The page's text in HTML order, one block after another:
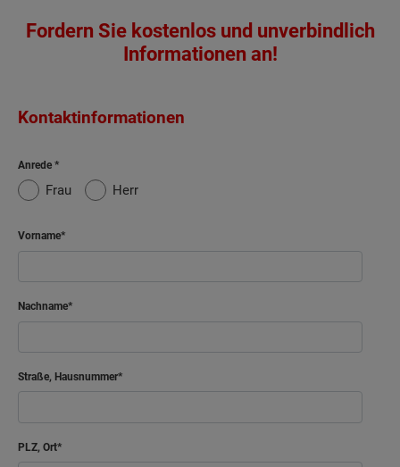
Fordern Sie kostenlos und unverbindlich
Informationen an!
Kontaktinformationen
Anrede
Frau Herr
Vorname
Nachname
Straße, Hausnummer
PLZ, Ort